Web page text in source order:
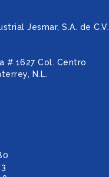
Jesmar, S.A. de C.V.
# 1627 Col. Centro
N.L.